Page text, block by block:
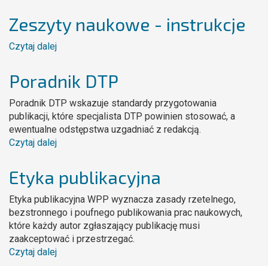
autorów
Zeszyty naukowe - instrukcje
Czytaj dalej
naukowe
-
instrukcje
Poradnik DTP
Poradnik DTP wskazuje standardy przygotowania
publikacji, które specjalista DTP powinien stosować, a
ewentualne odstępstwa uzgadniać z redakcją.
Czytaj dalej
Etyka publikacyjna
Etyka publikacyjna WPP wyznacza zasady rzetelnego,
bezstronnego i poufnego publikowania prac naukowych,
które każdy autor zgłaszający publikację musi
zaakceptować i przestrzegać.
Czytaj dalej